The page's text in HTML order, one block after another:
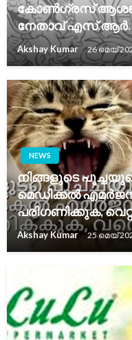
കോൺഗ്രസ്
നേതാവ് എസ്.ആർ.
Akshay Kumar 26 മെയ്‌
NEWS
നിങ്ങളുടെ
മെഡിക്കൽ
പരിഗണിക്കുക,
Akshay Kumar 25 മെയ്‌